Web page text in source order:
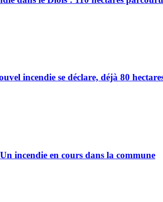
incendie se déclare, déjà 80
incendie en cours dans la commune